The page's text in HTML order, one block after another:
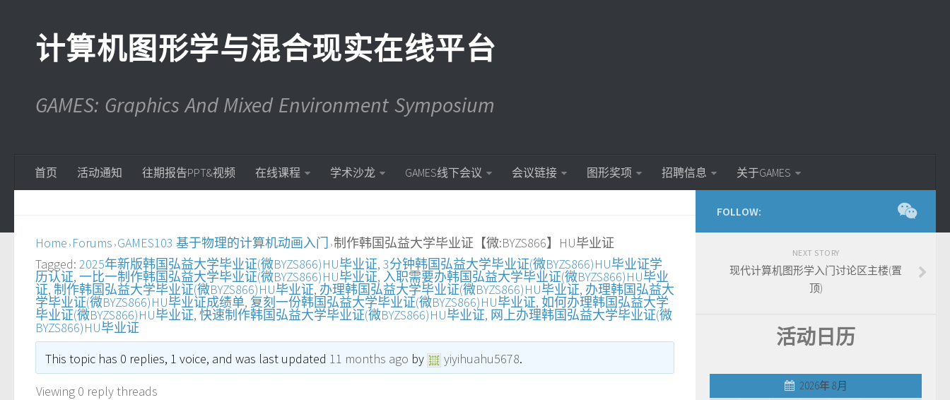
计算机图形学与混合现实在线平台
GAMES: Graphics And Mixed Environment Symposium
首页 活动通知 往期报告PPT&视频 在线课程 学术沙龙 GAMES线下会议 会议链接 图形奖项 招聘信息 关于GAMES
Home › Forums › GAMES103 基于物理的计算机动画入门 ›制作韩国弘益大学毕业证【微:BYZS866】HU毕业证
Tagged: 2025年新版韩国弘益大学毕业证(微BYZS866)HU毕业证, 3分钟韩国弘益大学毕业证(微BYZS866)HU毕业证学
历认证, 一比一制作韩国弘益大学毕业证(微BYZS866)HU毕业证, 入职需要办韩国弘益大学毕业证(微BYZS866)HU毕业
证, 制作韩国弘益大学毕业证(微BYZS866)HU毕业证, 办理韩国弘益大学毕业证(微BYZS866)HU毕业证, 办理韩国弘益大
学毕业证(微BYZS866)HU毕业证成绩单, 复刻一份韩国弘益大学毕业证(微BYZS866)HU毕业证, 如何办理韩国弘益大学
毕业证(微BYZS866)HU毕业证, 快速制作韩国弘益大学毕业证(微BYZS866)HU毕业证, 网上办理韩国弘益大学毕业证(微
BYZS866)HU毕业证
This topic has 0 replies, 1 voice, and was last updated 11 months ago by yiyihuahu5678.
Viewing 0 reply threads
FOLLOW:
NEXT STORY
现代计算机图形学入门讨论区主楼(置
顶)
活动日历
2026年 8月